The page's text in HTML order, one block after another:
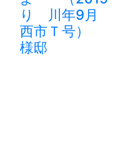
り 川
西市Ｔ
様邸
年9月
号）